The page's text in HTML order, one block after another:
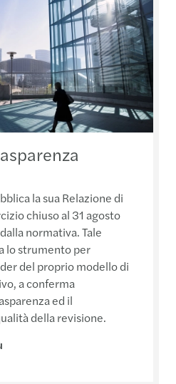
la sua Relazione di
chiuso al 31 agosto
normativa. Tale
lo strumento per
del proprio modello di
a conferma
ed il
della revisione.